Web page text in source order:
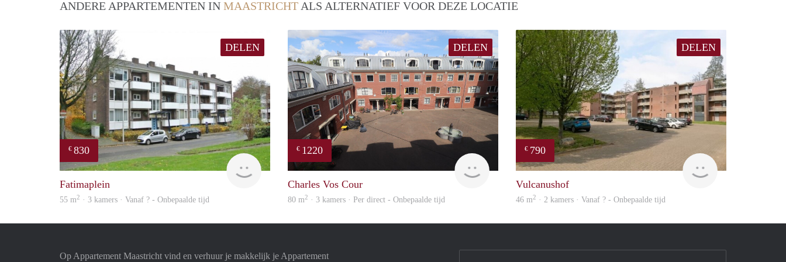
ANDERE APPARTEMENTEN IN MAASTRICHT ALS ALTERNATIEF VOOR DEZE LOCATIE
DELEN
€ 830
finder
Fatimaplein
55 m2 · 3 kamers · Vanaf ? - Onbepaalde tijd
DELEN
€ 1220
Charles Vos Cour
80 m2 · 3 kamers · Per direct - Onbepaalde tijd
DELEN
€ 790
Vulcanushof
46 m2 · 2 kamers · Vanaf ? - Onbepaalde tijd
Op Appartement Maastricht vind en verhuur je makkelijk je Appartement